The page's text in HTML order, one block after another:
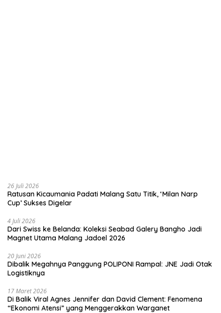
26 Juli 2026
Ratusan Kicaumania Padati Malang Satu Titik, ‘Milan Narp
Cup’ Sukses Digelar
4 Juli 2026
Dari Swiss ke Belanda: Koleksi Seabad Galery Bangho Jadi
Magnet Utama Malang Jadoel 2026
20 Juni 2026
Dibalik Megahnya Panggung POLIPONI Rampal: JNE Jadi Otak
Logistiknya
17 Maret 2026
Di Balik Viral Agnes Jennifer dan David Clement: Fenomena
“Ekonomi Atensi” yang Menggerakkan Warganet